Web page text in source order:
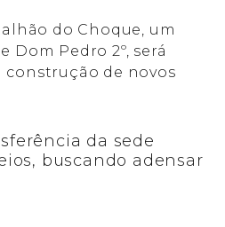
do Choque, um
Dom Pedro 2º, será
construção de novos
da sede
buscando adensar